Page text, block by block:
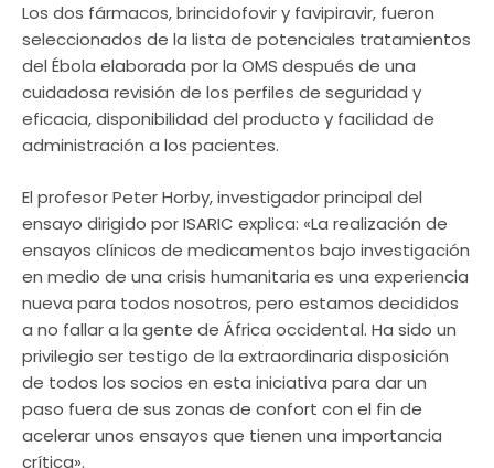
Los dos fármacos, brincidofovir y favipiravir, fueron
seleccionados de la lista de potenciales tratamientos
del Ébola elaborada por la OMS después de una
cuidadosa revisión de los perfiles de seguridad y
eficacia, disponibilidad del producto y facilidad de
administración a los pacientes.
El profesor Peter Horby, investigador principal del
ensayo dirigido por ISARIC explica: «La realización de
ensayos clínicos de medicamentos bajo investigación
en medio de una crisis humanitaria es una experiencia
nueva para todos nosotros, pero estamos decididos
a no fallar a la gente de África occidental. Ha sido un
privilegio ser testigo de la extraordinaria disposición
de todos los socios en esta iniciativa para dar un
paso fuera de sus zonas de confort con el fin de
acelerar unos ensayos que tienen una importancia
crítica».